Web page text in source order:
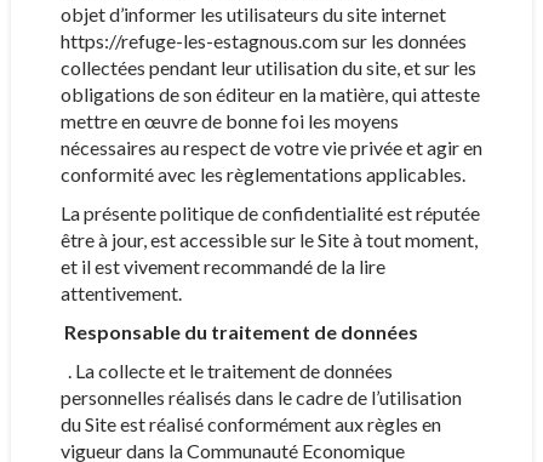
objet d’informer les utilisateurs du site internet
https://refuge-les-estagnous.com sur les données
collectées pendant leur utilisation du site, et sur les
obligations de son éditeur en la matière, qui atteste
mettre en œuvre de bonne foi les moyens
nécessaires au respect de votre vie privée et agir en
conformité avec les règlementations applicables.
La présente politique de confidentialité est réputée
être à jour, est accessible sur le Site à tout moment,
et il est vivement recommandé de la lire
attentivement.
Responsable du traitement de données
. La collecte et le traitement de données
personnelles réalisés dans le cadre de l’utilisation
du Site est réalisé conformément aux règles en
vigueur dans la Communauté Economique